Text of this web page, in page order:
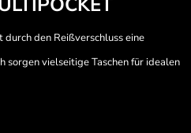
den Reißverschluss eine
sorgen vielseitige Taschen für idealen